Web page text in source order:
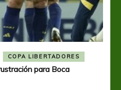
COPA LIBERTADORES
para Boca